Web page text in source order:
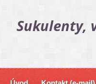
Sukulenty,